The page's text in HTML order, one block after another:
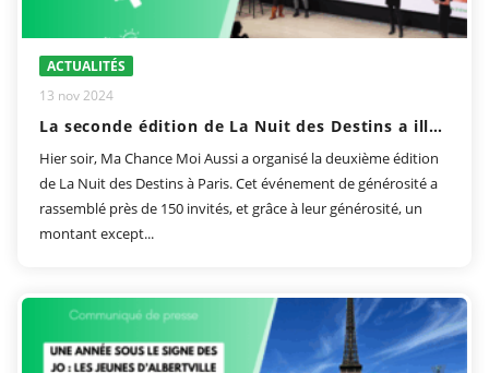
ACTUALITÉS
13 nov 2024
La seconde édition de La Nuit des Destins a illuminé Paris !
Hier soir, Ma Chance Moi Aussi a organisé la deuxième édition
de La Nuit des Destins à Paris. Cet événement de générosité a
rassemblé près de 150 invités, et grâce à leur générosité, un
montant except...